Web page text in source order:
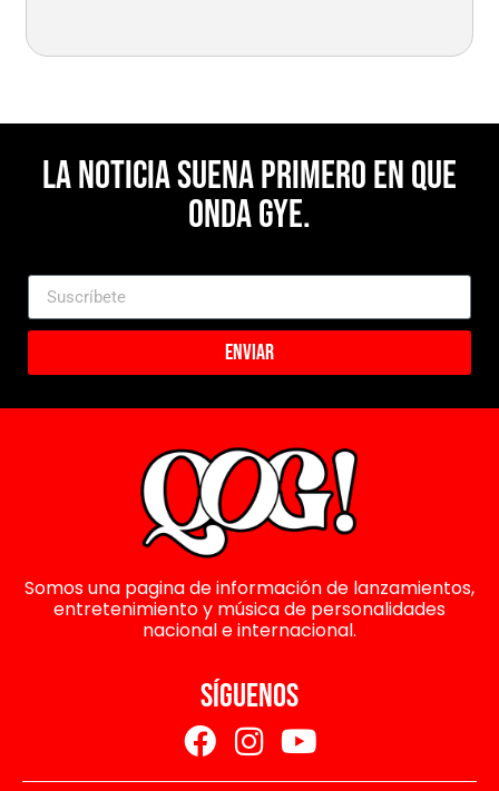
La noticia suena primero en Que
Onda Gye.
Enviar
Somos una pagina de información de lanzamientos,
entretenimiento y música de personalidades
nacional e internacional.
SÍGUENOS